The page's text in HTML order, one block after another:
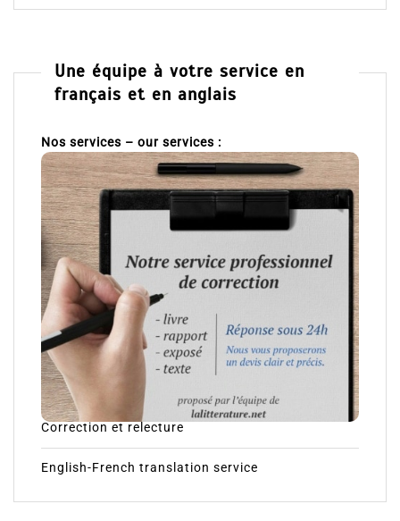
Une équipe à votre service en
français et en anglais
Nos services – our services :
Correction et relecture
English-French translation service